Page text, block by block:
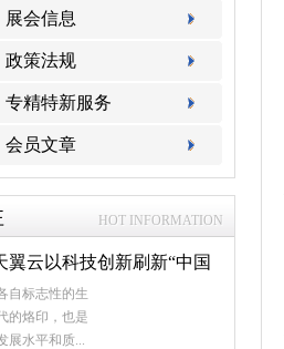
展会信息
政策法规
专精特新服务
会员文章
HOT INFORMATION
翼云以科技创新刷新“中国
自标志性的生
的烙印，也是
展水平和质...